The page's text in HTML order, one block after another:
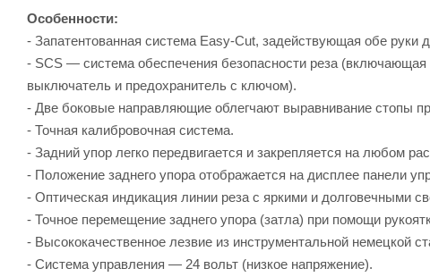
Особенности:
- Запатентованная система Easy-Cut, задействующая обе руки
- SCS — система обеспечения безопасности реза
выключатель и предохранитель с ключом).
- Две боковые направляющие облегчают выравнивание стопы
- Точная калибровочная система.
- Задний упор легко передвигается и закрепляется на любом
- Положение заднего упора отображается на дисплее панели
- Оптическая индикация линии реза с яркими и долговечными
- Точное перемещение заднего упора (затла) при помощи
- Высококачественное лезвие из инструментальной немецкой
- Система управления — 24 вольт (низкое напряжение).